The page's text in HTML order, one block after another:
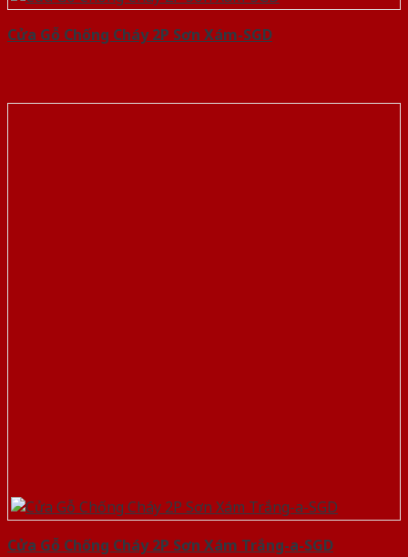
Cửa Gỗ Chống Cháy 2P Sơn Xám-SGD
Cửa Gỗ Chống Cháy 2P Sơn Xám Trắng-a-SGD